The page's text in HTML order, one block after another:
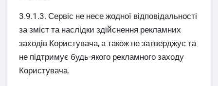
3.9.1.3. Сервіс не несе жодної відповідальності
за зміст та наслідки здійснення рекламних
заходів Користувача, а також не затверджує та
не підтримує будь-якого рекламного заходу
Користувача.